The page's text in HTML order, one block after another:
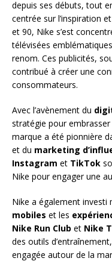
depuis ses débuts, tout
centrée sur l’inspiration
et 90, Nike s’est
télévisées
renom. Ces publicités,
contribué à créer une
consommateurs.
Avec l’avènement du
stratégie pour
marque a été pionnière
et du marketing
Instagram et TikTok
Nike pour engager une
Nike a également investi
mobiles et les
Nike Run Club et Nike
des outils
engagée autour de la